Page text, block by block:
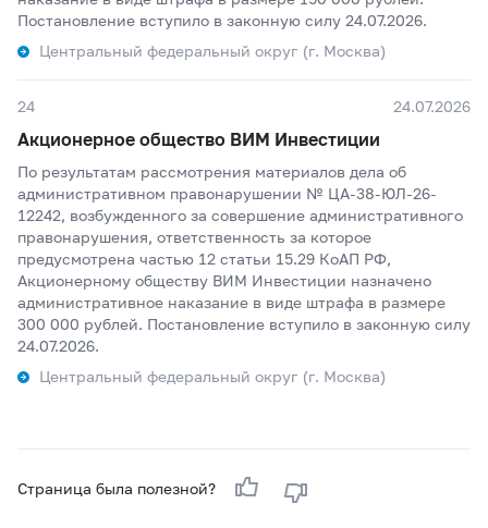
Постановление вступило в законную силу 24.07.2026.
Центральный федеральный округ (г. Москва)
24 24.07.2026
Акционерное общество ВИМ Инвестиции
По результатам рассмотрения материалов дела об
административном правонарушении № ЦА-38-ЮЛ-26-
12242, возбужденного за совершение административного
правонарушения, ответственность за которое
предусмотрена частью 12 статьи 15.29 КоАП РФ,
Акционерному обществу ВИМ Инвестиции назначено
административное наказание в виде штрафа в размере
300 000 рублей. Постановление вступило в законную силу
24.07.2026.
Центральный федеральный округ (г. Москва)
Страница была полезной?